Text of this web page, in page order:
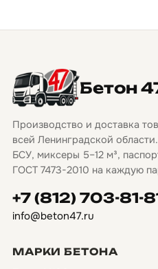
Бетон
Производство и доставка
всей Ленинградской
БСУ, миксеры 5–12 м³,
ГОСТ 7473-2010 на каждую
+7 (812) 703-81-
info@beton47.ru
МАРКИ БЕТОНА